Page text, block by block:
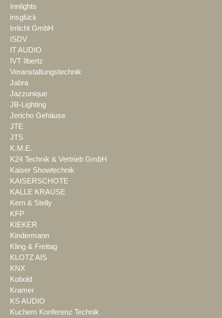
Innlights
insglück
Irrlicht GmbH
ISDV
IT AUDIO
IVT Ilbertz
Veranstaltungstechnik
Jabra
Jazzunique
JB-Lighting
Jericho Gehäuse
JTE
JTS
K.M.E.
K24 Technik & Vertrieb GmbH
Kaiser Showtechnik
KAISERSCHOTE
KALLE KRAUSE
Kern & Stelly
KFP
KIEKER
Kindermann
Kling & Freitag
KLOTZ AIS
KNX
Kobold
Kramer
KS AUDIO
Kuchem Konferenz Technik